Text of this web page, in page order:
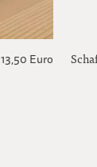
13,50 Euro